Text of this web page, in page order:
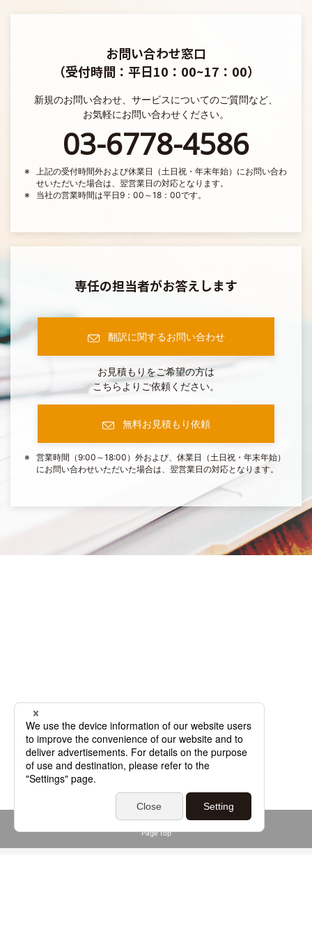
お問い合わせ窓口
（受付時間：平日10：00~17：00）
新規のお問い合わせ、サービスについてのご質問など、
お気軽にお問い合わせください。
03-6778-4586
上記の受付時間外および休業日（土日祝・年末年始）にお問い合わ
せいただいた場合は、翌営業日の対応となります。
当社の営業時間は平日9：00～18：00です。
専任の担当者がお答えします
翻訳に関するお問い合わせ
お見積もりをご希望の方は
こちらよりご依頼ください。
無料お見積もり依頼
営業時間（9:00～18:00）外および、休業日（土日祝・年末年始）
にお問い合わせいただいた場合は、翌営業日の対応となります。
Page top